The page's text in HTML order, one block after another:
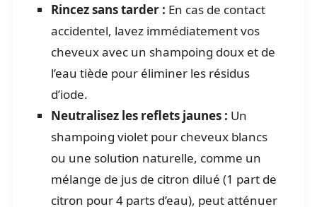
Rincez sans tarder : En cas de contact
accidentel, lavez immédiatement vos
cheveux avec un shampoing doux et de
l’eau tiède pour éliminer les résidus
d’iode.
Neutralisez les reflets jaunes : Un
shampoing violet pour cheveux blancs
ou une solution naturelle, comme un
mélange de jus de citron dilué (1 part de
citron pour 4 parts d’eau), peut atténuer